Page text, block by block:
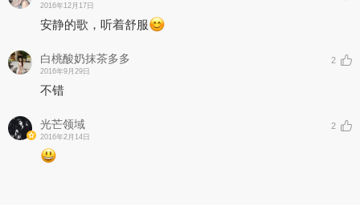
2016年12月17日
安静的歌，听着舒服
白桃酸奶抹茶多多
2016年9月29日
2
不错
光芒领域
2016年2月14日
2